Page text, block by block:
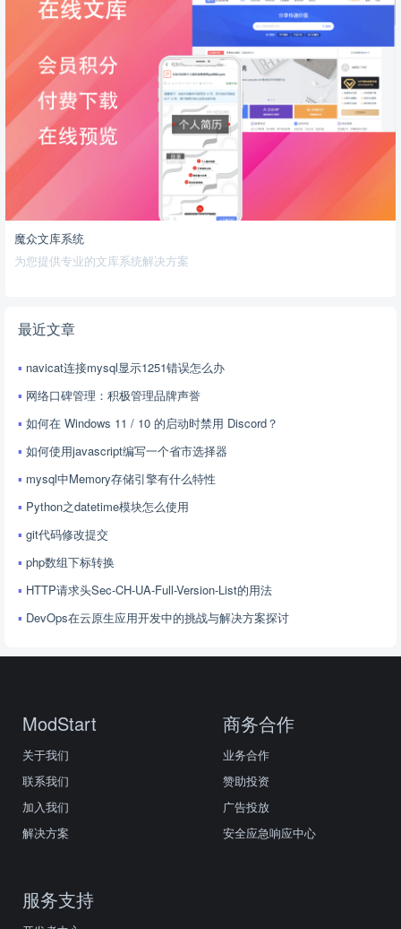
魔众文库系统
为您提供专业的文库系统解决方案
最近文章
navicat连接mysql显示1251错误怎么办
网络口碑管理：积极管理品牌声誉
如何在 Windows 11 / 10 的启动时禁用 Discord？
如何使用javascript编写一个省市选择器
mysql中Memory存储引擎有什么特性
Python之datetime模块怎么使用
git代码修改提交
php数组下标转换
HTTP请求头Sec-CH-UA-Full-Version-List的用法
DevOps在云原生应用开发中的挑战与解决方案探讨
ModStart
关于我们
联系我们
加入我们
解决方案
商务合作
业务合作
赞助投资
广告投放
安全应急响应中心
服务支持